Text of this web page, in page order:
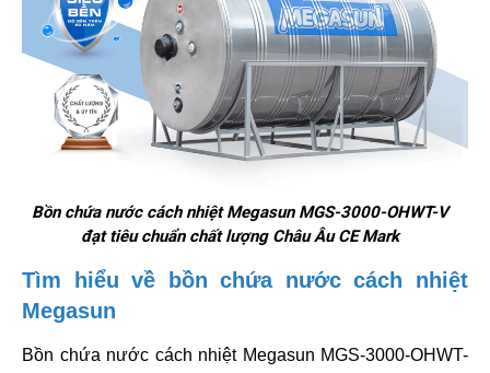
Bồn chứa nước cách nhiệt Megasun MGS-3000-OHWT-V
đạt tiêu chuẩn chất lượng Châu Âu CE Mark
Tìm hiểu về bồn chứa nước cách nhiệt
Megasun
Bồn chứa nước cách nhiệt Megasun MGS-3000-OHWT-